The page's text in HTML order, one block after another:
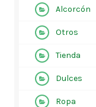
Alcorcón
Otros
Tienda
Dulces
Ropa